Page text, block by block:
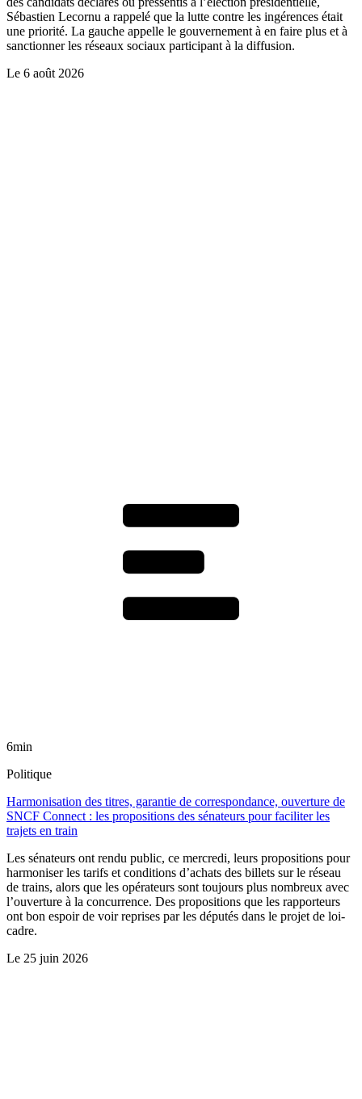
Sébastien Lecornu a rappelé que la lutte contre les ingérences était
une priorité. La gauche appelle le gouvernement à en faire plus et à
sanctionner les réseaux sociaux participant à la diffusion.
Le 6 août 2026
6min
Politique
Harmonisation des titres, garantie de correspondance, ouverture de
SNCF Connect : les propositions des sénateurs pour faciliter les
trajets en train
Les sénateurs ont rendu public, ce mercredi, leurs propositions pour
harmoniser les tarifs et conditions d’achats des billets sur le réseau
de trains, alors que les opérateurs sont toujours plus nombreux avec
l’ouverture à la concurrence. Des propositions que les rapporteurs
ont bon espoir de voir reprises par les députés dans le projet de loi-
cadre.
Le 25 juin 2026